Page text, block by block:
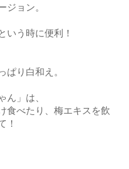
ジョン。
いう時に便利！
ぱり白和え。
ん」は、
食べたり、梅エキスを飲
！